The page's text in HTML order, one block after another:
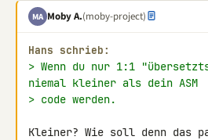
MA Moby A.(moby-project)
Hans schrieb:
> Wenn du nur 1:1
niemal kleiner als dein ASM
> code werden.
Kleiner? Wie soll denn das